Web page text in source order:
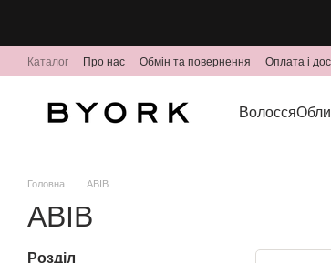
Каталог Про нас Обмін та повернення Оплата і
Волосся
Головна ABIB
ABIB
Розділ